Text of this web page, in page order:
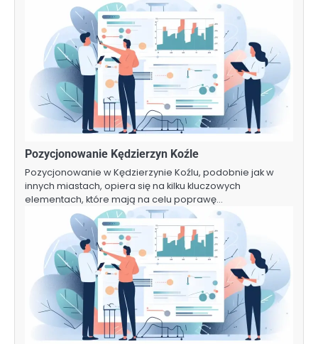
Pozycjonowanie Kędzierzyn Koźle
Pozycjonowanie w Kędzierzynie Koźlu, podobnie jak w
innych miastach, opiera się na kilku kluczowych
elementach, które mają na celu poprawę…